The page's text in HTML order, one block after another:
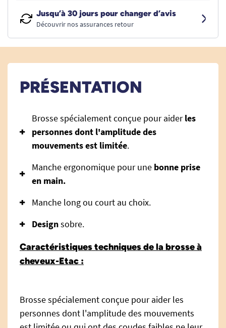
Jusqu’à 30 jours pour changer d’avis
Découvrir nos assurances retour
PRÉSENTATION
Brosse spécialement conçue pour aiderles
personnes dont l'amplitude des
mouvements est limitée.
Manche ergonomique pour une bonne prise
en main.
Manche long ou court au choix.
Designsobre.
Caractéristiques techniques de la brosse à
cheveux-Etac :
Brosse spécialement conçue pour aider les
personnes dont l'amplitude des mouvements